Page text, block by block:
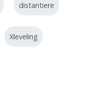
distantiere
Xleveling